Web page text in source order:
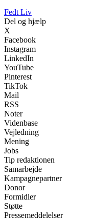
Fedt Liv
Del og hjælp
X
Facebook
Instagram
LinkedIn
YouTube
Pinterest
TikTok
Mail
RSS
Noter
Videnbase
Vejledning
Mening
Jobs
Tip redaktionen
Samarbejde
Kampagnepartner
Donor
Formidler
Støtte
Pressemeddelelser